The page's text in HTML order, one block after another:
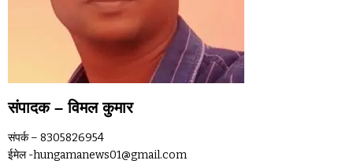
संपादक – विमल कुमार
संपर्क – 8305826954
ईमेल -hungamanews01@gmail.com